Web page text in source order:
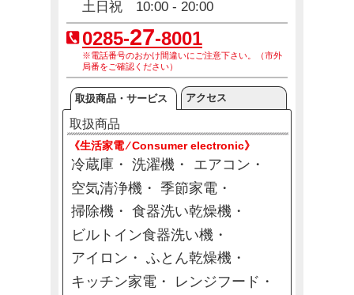
土日祝 10:00 - 20:00
0285-27-8001
※電話番号のおかけ間違いにご注意下さい。（市外
局番をご確認ください）
取扱商品・サービス アクセス
取扱商品
《生活家電 ⁄ Consumer electronic》
冷蔵庫 洗濯機
エアコン
空気清浄機
季節家電
掃除機
食器洗い乾燥機
ビルトイン食器洗い機
アイロン
ふとん乾燥機
キッチン家電
レンジフード